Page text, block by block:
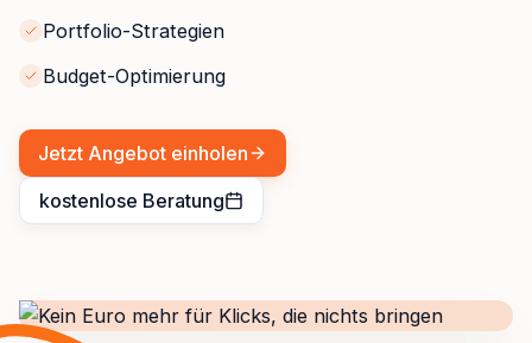
Portfolio-Strategien
Budget-Optimierung
Jetzt Angebot einholen
kostenlose Beratung